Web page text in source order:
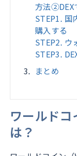
方法②DEX
STEP1. 国
購入する
STEP2. ウ
STEP3.
まとめ
ワールド
は？